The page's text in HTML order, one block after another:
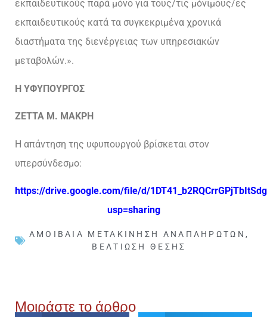
εκπαιδευτικούς παρά μόνο για τους/τις μόνιμους/ες
εκπαιδευτικούς κατά τα συγκεκριμένα χρονικά
διαστήματα της διενέργειας των υπηρεσιακών
μεταβολών.».
Η ΥΦΥΠΟΥΡΓΟΣ
ΖΕΤΤΑ Μ. ΜΑΚΡΗ
Η απάντηση της υφυπουργού βρίσκεται στον
υπερσύνδεσμο:
https://drive.google.com/file/d/
usp=sharing
ΑΜΟΙΒΑΊΑ ΜΕΤΑΚΊΝΗΣΗ ΑΝΑΠΛΗΡΩΤΏΝ ,
ΒΕΛΤΊΩΣΗ ΘΈΣΗΣ
Μοιράστε το άρθρο